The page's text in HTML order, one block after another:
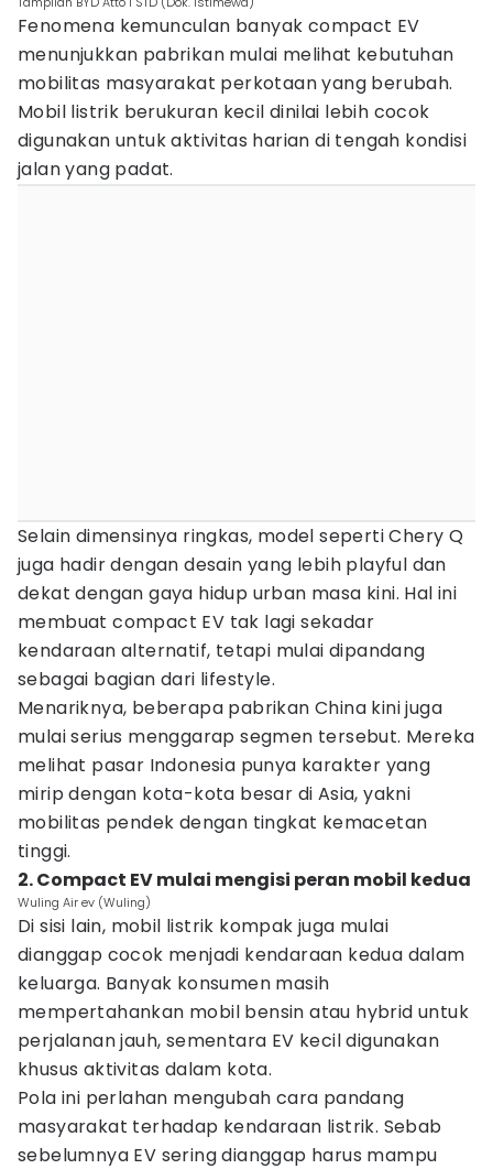
Fenomena kemunculan banyak compact EV
menunjukkan pabrikan mulai melihat kebutuhan
mobilitas masyarakat perkotaan yang berubah.
Mobil listrik berukuran kecil dinilai lebih cocok
digunakan untuk aktivitas harian di tengah kondisi
jalan yang padat.
Selain dimensinya ringkas, model seperti Chery Q
juga hadir dengan desain yang lebih playful dan
dekat dengan gaya hidup urban masa kini. Hal ini
membuat compact EV tak lagi sekadar
kendaraan alternatif, tetapi mulai dipandang
sebagai bagian dari lifestyle.
Menariknya, beberapa pabrikan China kini juga
mulai serius menggarap segmen tersebut. Mereka
melihat pasar Indonesia punya karakter yang
mirip dengan kota-kota besar di Asia, yakni
mobilitas pendek dengan tingkat kemacetan
tinggi.
2. Compact EV mulai mengisi peran mobil kedua
Wuling Air ev (Wuling)
Di sisi lain, mobil listrik kompak juga mulai
dianggap cocok menjadi kendaraan kedua dalam
keluarga. Banyak konsumen masih
mempertahankan mobil bensin atau hybrid untuk
perjalanan jauh, sementara EV kecil digunakan
khusus aktivitas dalam kota.
Pola ini perlahan mengubah cara pandang
masyarakat terhadap kendaraan listrik. Sebab
sebelumnya EV sering dianggap harus mampu